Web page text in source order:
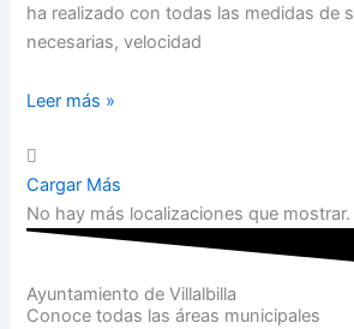
ha realizado con todas las medidas de
necesarias, velocidad
Leer más »
Cargar Más
No hay más localizaciones que mostrar.
Ayuntamiento de Villalbilla
Conoce todas las áreas municipales